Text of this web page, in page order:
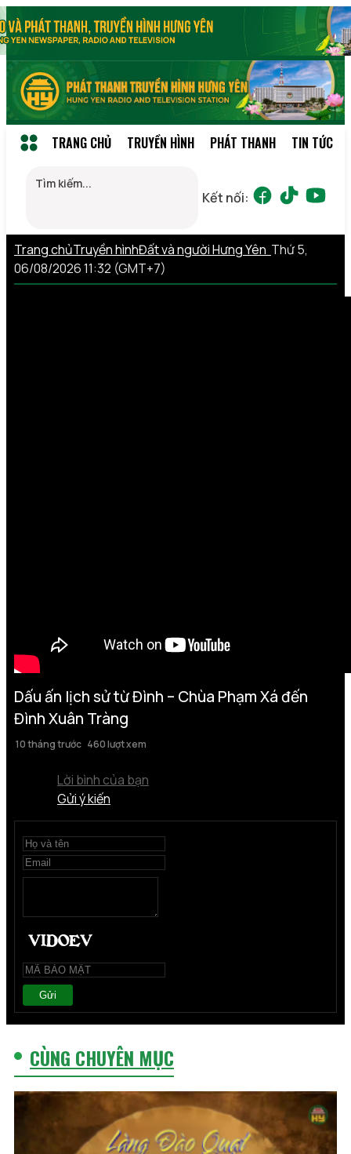
TRANG CHỦ TRUYỀN HÌNH PHÁT THANH TIN TỨC
Kết nối:
Trang chủTruyền hìnhĐất và người Hưng Yên Thứ 5,
06/08/2026 11:32 (GMT+7)
Dấu ấn lịch sử từ Đình – Chùa Phạm Xá đến
Đình Xuân Tràng
10 tháng trước 460 lượt xem
Lời bình của bạn
Gửi ý kiến
Gửi
CÙNG CHUYÊN MỤC